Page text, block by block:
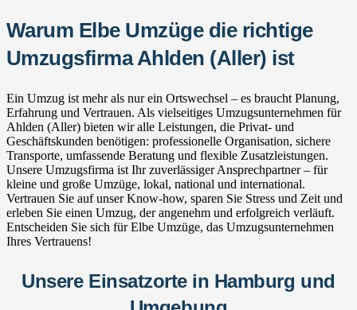
Warum Elbe Umzüge die richtige
Umzugsfirma Ahlden (Aller) ist
Ein Umzug ist mehr als nur ein Ortswechsel – es braucht Planung,
Erfahrung und Vertrauen. Als vielseitiges Umzugsunternehmen für
Ahlden (Aller) bieten wir alle Leistungen, die Privat- und
Geschäftskunden benötigen: professionelle Organisation, sichere
Transporte, umfassende Beratung und flexible Zusatzleistungen.
Unsere Umzugsfirma ist Ihr zuverlässiger Ansprechpartner – für
kleine und große Umzüge, lokal, national und international.
Vertrauen Sie auf unser Know-how, sparen Sie Stress und Zeit und
erleben Sie einen Umzug, der angenehm und erfolgreich verläuft.
Entscheiden Sie sich für Elbe Umzüge, das Umzugsunternehmen
Ihres Vertrauens!
Unsere Einsatzorte in Hamburg und